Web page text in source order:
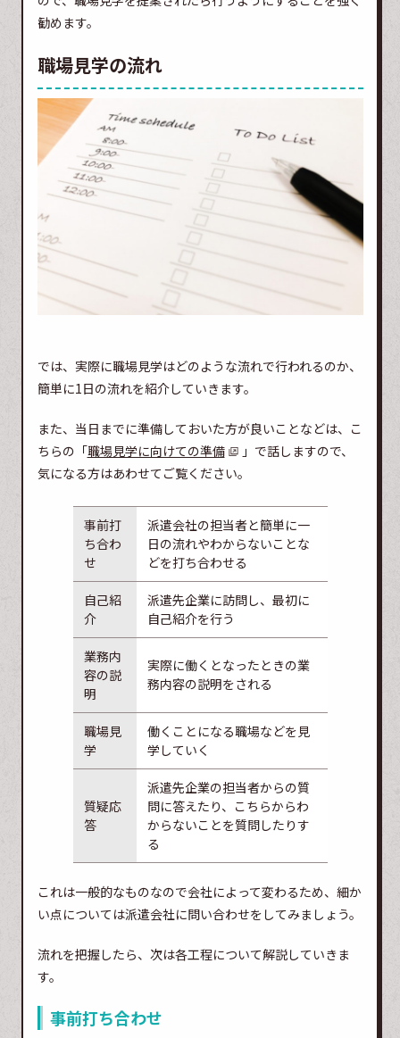
勧めます。
職場見学の流れ
では、実際に職場見学はどのような流れで行われるのか、
簡単に1日の流れを紹介していきます。
また、当日までに準備しておいた方が良いことなどは、こ
ちらの「職場見学に向けての準備
」で話しますので、
気になる方はあわせてご覧ください。
事前打
ち合わ
せ
派遣会社の担当者と簡単に一
日の流れやわからないことな
どを打ち合わせる
自己紹
介
派遣先企業に訪問し、最初に
自己紹介を行う
業務内
容の説
明
実際に働くとなったときの業
務内容の説明をされる
職場見
学
働くことになる職場などを見
学していく
質疑応
答
派遣先企業の担当者からの質
問に答えたり、こちらからわ
からないことを質問したりす
る
これは一般的なものなので会社によって変わるため、細か
い点については派遣会社に問い合わせをしてみましょう。
流れを把握したら、次は各工程について解説していきま
す。
事前打ち合わせ